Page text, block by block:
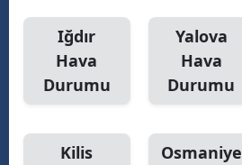
Iğdır
Hava
Durumu
Yalova
Hava
Durumu
Kilis
Osmaniye